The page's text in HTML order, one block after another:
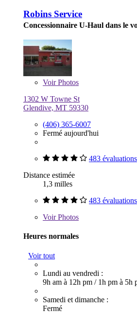
Robins Service
Concessionnaire U-Haul dans le
VoirPhotos
1302 W Towne St
Glendive, MT 59330
(406) 365-6007
Fermé aujourd'hui
483 évaluations
Distance estimée
1,3 milles
483 évaluations
VoirPhotos
Heures normales
Voir tout
Lundi au vendredi :
9h am à 12h pm / 1h pm à 5h
Samedi et dimanche :
Fermé